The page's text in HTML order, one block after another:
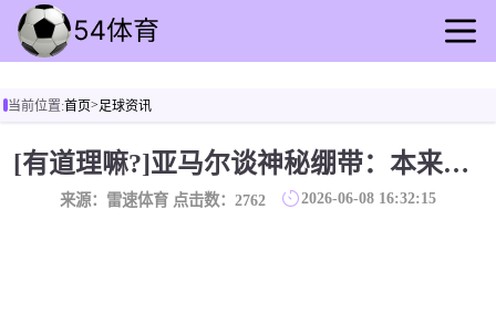
足球直播
篮球直播
足球回放
篮球录像
当前位置:首页>足球资讯
[有道理嘛?]亚马尔谈神秘绷带：本来只是游戏打输了，结果cos了本泽马
来源：雷速体育 点击数： 2762 2026-06-08 16:32:15